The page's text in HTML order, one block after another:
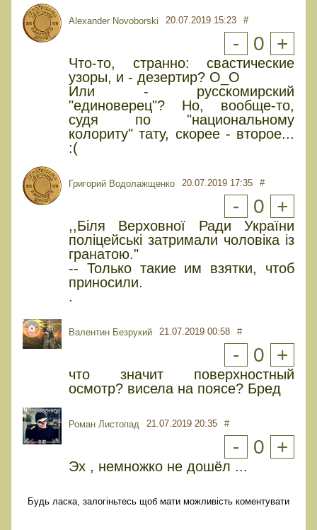
Alexander Novoborski 20.07.2019 15:23 #
- 0 +
Что-то, странно: свастические
узоры, и - дезертир? О_О
Или - русскомирский
"единоверец"? Но, вообще-то,
судя по "национальному
колориту" тату, скорее - второе...
:(
Григорий Водолажщенко 20.07.2019 17:35 #
- 0 +
,,Біля Верховної Ради України
поліцейські затримали чоловіка із
гранатою."
-- Только такие им взятки, чтоб
приносили.
.
Валентин Безрукий 21.07.2019 00:58 #
- 0 +
что значит поверхностный
осмотр? висела на поясе? Бред
Роман Листопад 21.07.2019 20:35 #
- 0 +
Эх , немножко не дошёл ...
Будь ласка, залогіньтесь щоб мати можливість коментувати